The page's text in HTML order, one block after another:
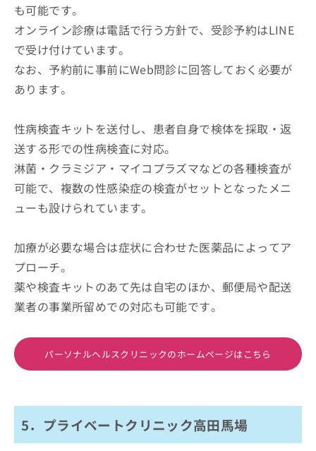
も可能です。
オンライン診療は電話で行う方針で、受診予約はLINE
で受け付けています。
なお、予約前に事前にWeb問診に回答しておく必要が
あります。
性病検査キットを送付し、患者自身で検体を採取・返
送する形での性病検査に対応。
淋菌・クラミジア・マイコプラズマなどの各種検査が
可能で、複数の性感染症の検査がセットとなったメニ
ューも設けられています。
加療が必要な場合は症状に合わせた医薬品によってア
プローチ。
薬や検査キットのあて先は自宅のほか、郵便局や配送
業者の事業所留めでの対応も可能です。
パーソナルヘルスクリニックのホームページはこちら
5．プライベートクリニック高田馬場